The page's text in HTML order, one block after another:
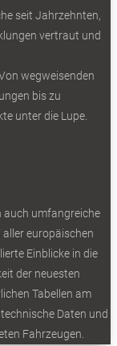
seit Jahrzehnten,
vertraut und
wegweisenden
bis zu
unter die Lupe.
auch umfangreiche
europäischen
Einblicke in die
der neuesten
Tabellen am
Daten und
Fahrzeugen.